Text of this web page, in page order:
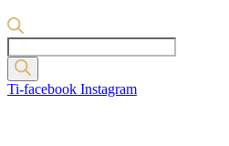
Products
search
Ti-facebook Instagram